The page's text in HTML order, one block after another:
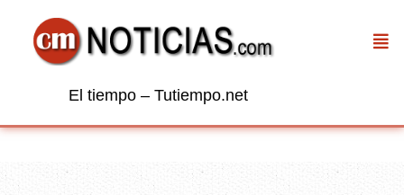
El tiempo – Tutiempo.net